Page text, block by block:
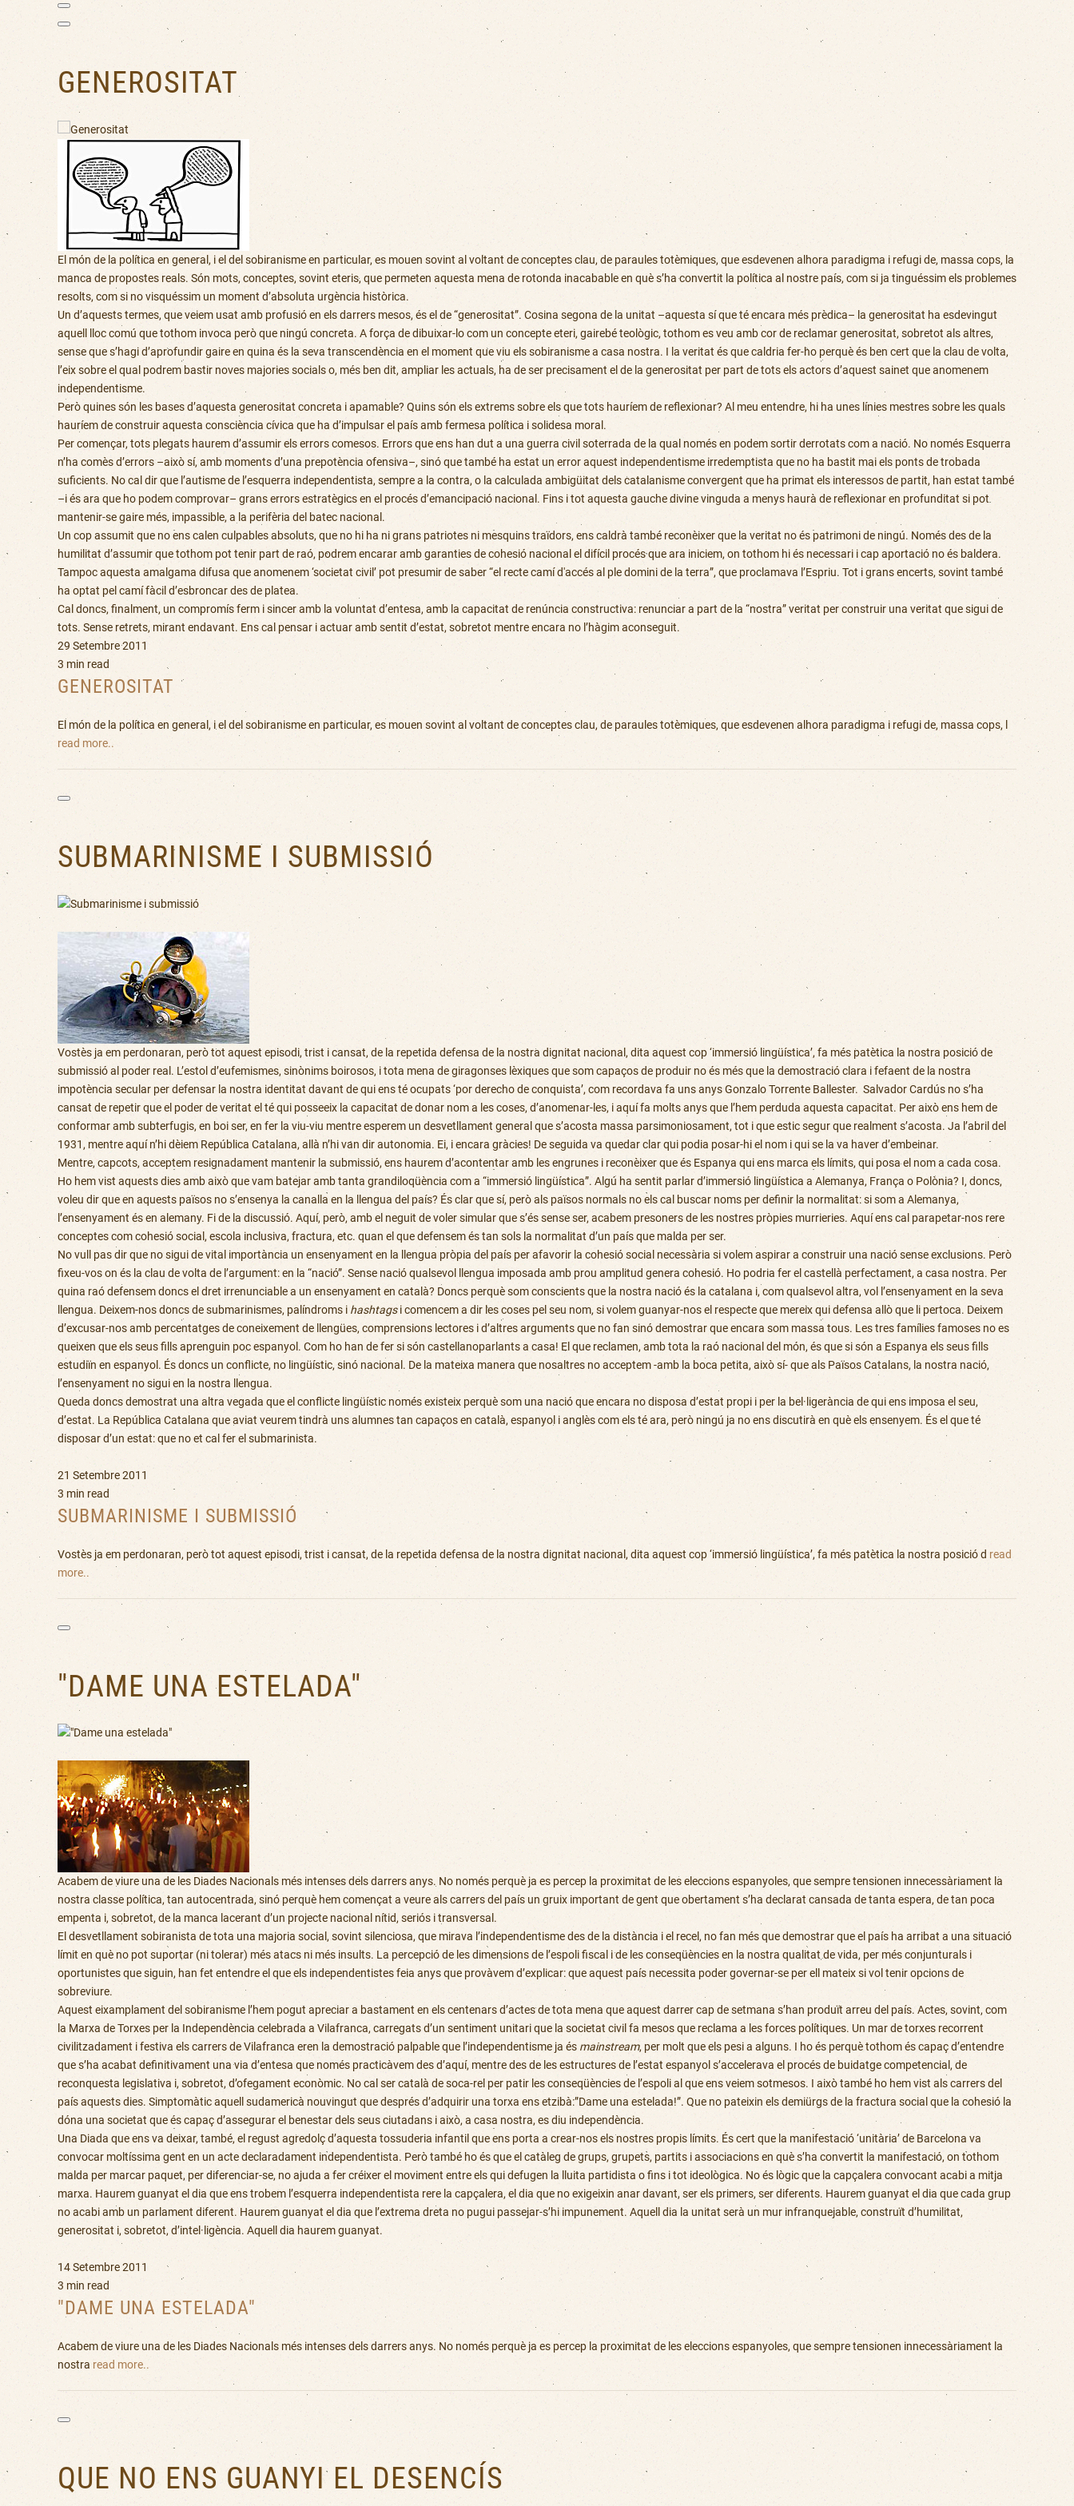
GENEROSITAT
El món de la política en general, i el del sobiranisme en particular, es mouen sovint al voltant de conceptes clau, de paraules totèmiques, que esdevenen alhora paradigma i refugi de, massa cops, la
manca de propostes reals. Són mots, conceptes, sovint eteris, que permeten aquesta mena de rotonda inacabable en què s’ha convertit la política al nostre país, com si ja tinguéssim els problemes
resolts, com si no visquéssim un moment d’absoluta urgència històrica.
Un d’aquests termes, que veiem usat amb profusió en els darrers mesos, és el de “generositat”. Cosina segona de la unitat –aquesta sí que té encara més prèdica– la generositat ha esdevingut
aquell lloc comú que tothom invoca però que ningú concreta. A força de dibuixar-lo com un concepte eteri, gairebé teològic, tothom es veu amb cor de reclamar generositat, sobretot als altres,
sense que s’hagi d’aprofundir gaire en quina és la seva transcendència en el moment que viu els sobiranisme a casa nostra. I la veritat és que caldria fer-ho perquè és ben cert que la clau de volta,
l’eix sobre el qual podrem bastir noves majories socials o, més ben dit, ampliar les actuals, ha de ser precisament el de la generositat per part de tots els actors d’aquest sainet que anomenem
independentisme.
Però quines són les bases d’aquesta generositat concreta i apamable? Quins són els extrems sobre els que tots hauríem de reflexionar? Al meu entendre, hi ha unes línies mestres sobre les quals
hauríem de construir aquesta consciència cívica que ha d’impulsar el país amb fermesa política i solidesa moral.
Per començar, tots plegats haurem d’assumir els errors comesos. Errors que ens han dut a una guerra civil soterrada de la qual només en podem sortir derrotats com a nació. No només Esquerra
n’ha comès d’errors –això sí, amb moments d’una prepotència ofensiva–, sinó que també ha estat un error aquest independentisme irredemptista que no ha bastit mai els ponts de trobada
suficients. No cal dir que l’autisme de l’esquerra independentista, sempre a la contra, o la calculada ambigüitat dels catalanisme convergent que ha primat els interessos de partit, han estat també
–i és ara que ho podem comprovar– grans errors estratègics en el procés d’emancipació nacional. Fins i tot aquesta gauche divine vinguda a menys haurà de reflexionar en profunditat si pot
mantenir-se gaire més, impassible, a la perifèria del batec nacional.
Un cop assumit que no ens calen culpables absoluts, que no hi ha ni grans patriotes ni mesquins traïdors, ens caldrà també reconèixer que la veritat no és patrimoni de ningú. Només des de la
humilitat d’assumir que tothom pot tenir part de raó, podrem encarar amb garanties de cohesió nacional el difícil procés que ara iniciem, on tothom hi és necessari i cap aportació no és baldera.
Tampoc aquesta amalgama difusa que anomenem ‘societat civil’ pot presumir de saber “el recte camí d'accés al ple domini de la terra”, que proclamava l’Espriu. Tot i grans encerts, sovint també
ha optat pel camí fàcil d’esbroncar des de platea.
Cal doncs, finalment, un compromís ferm i sincer amb la voluntat d’entesa, amb la capacitat de renúncia constructiva: renunciar a part de la “nostra” veritat per construir una veritat que sigui de
tots. Sense retrets, mirant endavant. Ens cal pensar i actuar amb sentit d’estat, sobretot mentre encara no l’hàgim aconseguit.
29 Setembre 2011
3 min read
GENEROSITAT
El món de la política en general, i el del sobiranisme en particular, es mouen sovint al voltant de conceptes clau, de paraules totèmiques, que esdevenen alhora paradigma i refugi de, massa cops, l
read more..
SUBMARINISME I SUBMISSIÓ
Vostès ja em perdonaran, però tot aquest episodi, trist i cansat, de la repetida defensa de la nostra dignitat nacional, dita aquest cop ‘immersió lingüística’, fa més patètica la nostra posició de
submissió al poder real. L’estol d’eufemismes, sinònims boirosos, i tota mena de giragonses lèxiques que som capaços de produir no és més que la demostració clara i fefaent de la nostra
impotència secular per defensar la nostra identitat davant de qui ens té ocupats ‘por derecho de conquista’, com recordava fa uns anys Gonzalo Torrente Ballester. Salvador Cardús no s’ha
cansat de repetir que el poder de veritat el té qui posseeix la capacitat de donar nom a les coses, d’anomenar-les, i aquí fa molts anys que l’hem perduda aquesta capacitat. Per això ens hem de
conformar amb subterfugis, en boi ser, en fer la viu-viu mentre esperem un desvetllament general que s’acosta massa parsimoniosament, tot i que estic segur que realment s’acosta. Ja l’abril del
1931, mentre aquí n’hi dèiem República Catalana, allà n’hi van dir autonomia. Ei, i encara gràcies! De seguida va quedar clar qui podia posar-hi el nom i qui se la va haver d’embeinar.
Mentre, capcots, acceptem resignadament mantenir la submissió, ens haurem d’acontentar amb les engrunes i reconèixer que és Espanya qui ens marca els límits, qui posa el nom a cada cosa.
Ho hem vist aquests dies amb això que vam batejar amb tanta grandiloqüència com a “immersió lingüística”. Algú ha sentit parlar d’immersió lingüística a Alemanya, França o Polònia? I, doncs,
voleu dir que en aquests països no s’ensenya la canalla en la llengua del país? És clar que sí, però als països normals no els cal buscar noms per definir la normalitat: si som a Alemanya,
l’ensenyament és en alemany. Fi de la discussió. Aquí, però, amb el neguit de voler simular que s’és sense ser, acabem presoners de les nostres pròpies murrieries. Aquí ens cal parapetar-nos rere
conceptes com cohesió social, escola inclusiva, fractura, etc. quan el que defensem és tan sols la normalitat d’un país que malda per ser.
No vull pas dir que no sigui de vital importància un ensenyament en la llengua pròpia del país per afavorir la cohesió social necessària si volem aspirar a construir una nació sense exclusions. Però
fixeu-vos on és la clau de volta de l’argument: en la “nació”. Sense nació qualsevol llengua imposada amb prou amplitud genera cohesió. Ho podria fer el castellà perfectament, a casa nostra. Per
quina raó defensem doncs el dret irrenunciable a un ensenyament en català? Doncs perquè som conscients que la nostra nació és la catalana i, com qualsevol altra, vol l’ensenyament en la seva
llengua. Deixem-nos doncs de submarinismes, palíndroms i hashtagsi comencem a dir les coses pel seu nom, si volem guanyar-nos el respecte que mereix qui defensa allò que li pertoca. Deixem
d’excusar-nos amb percentatges de coneixement de llengües, comprensions lectores i d’altres arguments que no fan sinó demostrar que encara som massa tous. Les tres famílies famoses no es
queixen que els seus fills aprenguin poc espanyol. Com ho han de fer si són castellanoparlants a casa! El que reclamen, amb tota la raó nacional del món, és que si són a Espanya els seus fills
estudiïn en espanyol. És doncs un conflicte, no lingüístic, sinó nacional. De la mateixa manera que nosaltres no acceptem -amb la boca petita, això sí- que als Països Catalans, la nostra nació,
l’ensenyament no sigui en la nostra llengua.
Queda doncs demostrat una altra vegada que el conflicte lingüístic només existeix perquè som una nació que encara no disposa d’estat propi i per la bel·ligerància de qui ens imposa el seu,
d’estat. La República Catalana que aviat veurem tindrà uns alumnes tan capaços en català, espanyol i anglès com els té ara, però ningú ja no ens discutirà en què els ensenyem. És el que té
disposar d’un estat: que no et cal fer el submarinista.
21 Setembre 2011
3 min read
SUBMARINISME I SUBMISSIÓ
Vostès ja em perdonaran, però tot aquest episodi, trist i cansat, de la repetida defensa de la nostra dignitat nacional, dita aquest cop ‘immersió lingüística’, fa més patètica la nostra posició d read
more..
"DAME UNA ESTELADA"
Acabem de viure una de les Diades Nacionals més intenses dels darrers anys. No només perquè ja es percep la proximitat de les eleccions espanyoles, que sempre tensionen innecessàriament la
nostra classe política, tan autocentrada, sinó perquè hem començat a veure als carrers del país un gruix important de gent que obertament s’ha declarat cansada de tanta espera, de tan poca
empenta i, sobretot, de la manca lacerant d’un projecte nacional nítid, seriós i transversal.
El desvetllament sobiranista de tota una majoria social, sovint silenciosa, que mirava l’independentisme des de la distància i el recel, no fan més que demostrar que el país ha arribat a una situació
límit en què no pot suportar (ni tolerar) més atacs ni més insults. La percepció de les dimensions de l’espoli fiscal i de les conseqüències en la nostra qualitat de vida, per més conjunturals i
oportunistes que siguin, han fet entendre el que els independentistes feia anys que provàvem d’explicar: que aquest país necessita poder governar-se per ell mateix si vol tenir opcions de
sobreviure.
Aquest eixamplament del sobiranisme l’hem pogut apreciar a bastament en els centenars d’actes de tota mena que aquest darrer cap de setmana s’han produït arreu del país. Actes, sovint, com
la Marxa de Torxes per la Independència celebrada a Vilafranca, carregats d’un sentiment unitari que la societat civil fa mesos que reclama a les forces polítiques. Un mar de torxes recorrent
civilitzadament i festiva els carrers de Vilafranca eren la demostració palpable que l’independentisme ja és mainstream, per molt que els pesi a alguns. I ho és perquè tothom és capaç d’entendre
que s’ha acabat definitivament una via d’entesa que només practicàvem des d’aquí, mentre des de les estructures de l’estat espanyol s’accelerava el procés de buidatge competencial, de
reconquesta legislativa i, sobretot, d’ofegament econòmic. No cal ser català de soca-rel per patir les conseqüències de l’espoli al que ens veiem sotmesos. I això també ho hem vist als carrers del
país aquests dies. Simptomàtic aquell sudamericà nouvingut que després d’adquirir una torxa ens etzibà:”Dame una estelada!”. Que no pateixin els demiürgs de la fractura social que la cohesió la
dóna una societat que és capaç d’assegurar el benestar dels seus ciutadans i això, a casa nostra, es diu independència.
Una Diada que ens va deixar, també, el regust agredolç d’aquesta tossuderia infantil que ens porta a crear-nos els nostres propis límits. És cert que la manifestació ‘unitària’ de Barcelona va
convocar moltíssima gent en un acte declaradament independentista. Però també ho és que el catàleg de grups, grupets, partits i associacions en què s’ha convertit la manifestació, on tothom
malda per marcar paquet, per diferenciar-se, no ajuda a fer créixer el moviment entre els qui defugen la lluita partidista o fins i tot ideològica. No és lògic que la capçalera convocant acabi a mitja
marxa. Haurem guanyat el dia que ens trobem l’esquerra independentista rere la capçalera, el dia que no exigeixin anar davant, ser els primers, ser diferents. Haurem guanyat el dia que cada grup
no acabi amb un parlament diferent. Haurem guanyat el dia que l’extrema dreta no pugui passejar-s’hi impunement. Aquell dia la unitat serà un mur infranquejable, construït d’humilitat,
generositat i, sobretot, d’intel·ligència. Aquell dia haurem guanyat.
14 Setembre 2011
3 min read
"DAME UNA ESTELADA"
Acabem de viure una de les Diades Nacionals més intenses dels darrers anys. No només perquè ja es percep la proximitat de les eleccions espanyoles, que sempre tensionen innecessàriament la
nostra read more..
QUE NO ENS GUANYI EL DESENCÍS